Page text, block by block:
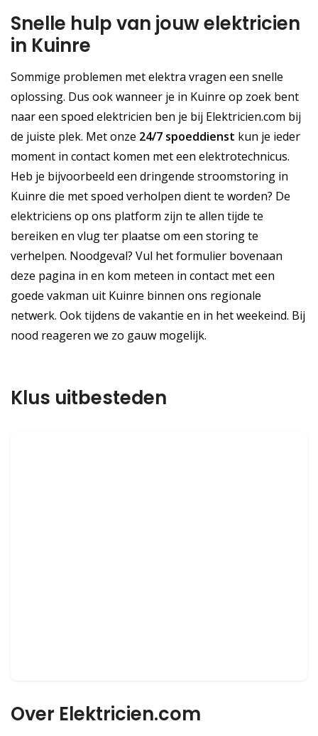
Snelle hulp van jouw elektricien
in Kuinre
Sommige problemen met elektra vragen een snelle
oplossing. Dus ook wanneer je in Kuinre op zoek bent
naar een spoed elektricien ben je bij Elektricien.com bij
de juiste plek. Met onze 24/7 spoeddienst kun je ieder
moment in contact komen met een elektrotechnicus.
Heb je bijvoorbeeld een dringende stroomstoring in
Kuinre die met spoed verholpen dient te worden? De
elektriciens op ons platform zijn te allen tijde te
bereiken en vlug ter plaatse om een storing te
verhelpen. Noodgeval? Vul het formulier bovenaan
deze pagina in en kom meteen in contact met een
goede vakman uit Kuinre binnen ons regionale
netwerk. Ook tijdens de vakantie en in het weekeind. Bij
nood reageren we zo gauw mogelijk.
Klus uitbesteden
Over Elektricien.com